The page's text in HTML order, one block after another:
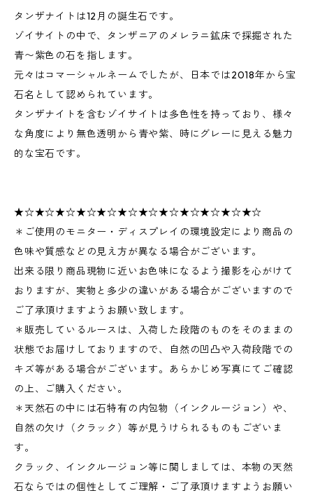
タンザナイトは12月の誕生石です。
ゾイサイトの中で、タンザニアのメレラニ鉱床で採掘された
青〜紫色の石を指します。
元々はコマーシャルネームでしたが、日本では2018年から宝
石名として認められています。
タンザナイトを含むゾイサイトは多色性を持っており、様々
な角度により無色透明から青や紫、時にグレーに見える魅力
的な宝石です。
★☆★☆★☆★☆★☆★☆★☆★☆★☆★☆★☆★☆
＊ご使用のモニター・ディスプレイの環境設定により商品の
色味や質感などの見え方が異なる場合がございます。
出来る限り商品現物に近いお色味になるよう撮影を心がけて
おりますが、実物と多少の違いがある場合がございますので
ご了承頂けますようお願い致します。
＊販売しているルースは、入荷した段階のものをそのままの
状態でお届けしておりますので、自然の凹凸や入荷段階での
キズ等がある場合がございます。あらかじめ写真にてご確認
の上、ご購入ください。
＊天然石の中には石特有の内包物（インクルージョン）や、
自然の欠け（クラック）等が見うけられるものもございま
す。
クラック、インクルージョン等に関しましては、本物の天然
石ならではの個性としてご理解・ご了承頂けますようお願い